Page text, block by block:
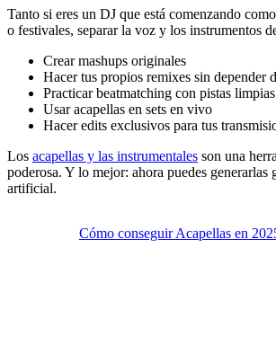
Tanto si eres un DJ que está comenzando
o festivales, separar la voz y los instrumentos
Crear mashups originales
Hacer tus propios remixes sin depender
Practicar beatmatching con pistas limpias
Usar acapellas en sets en vivo
Hacer edits exclusivos para tus
Los acapellas y las instrumentales son una
poderosa. Y lo mejor: ahora puedes generarlas
artificial.
Cómo conseguir Acapellas en